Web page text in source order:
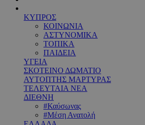
ΚΥΠΡΟΣ
ΚΟΙΝΩΝΙΑ
ΑΣΤΥΝΟΜΙΚΑ
ΤΟΠΙΚΑ
ΠΑΙΔΕΙΑ
ΥΓΕΙΑ
ΣΚΟΤΕΙΝΟ ΔΩΜΑΤΙΟ
ΑΥΤΟΠΤΗΣ ΜΑΡΤΥΡΑΣ
ΤΕΛΕΥΤΑΙΑ ΝΕΑ
ΔΙΕΘΝΗ
#Καύσωνας
#Μέση Ανατολή